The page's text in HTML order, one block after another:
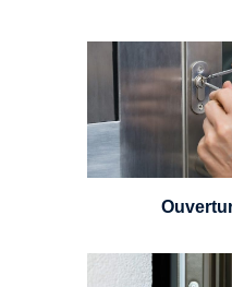
Vous avez
porte s'est
? Un
Un serrurier